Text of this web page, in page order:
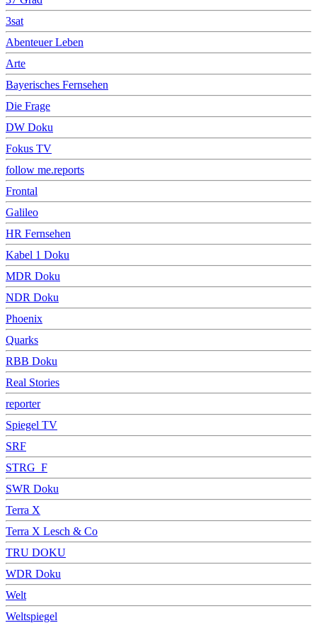
3sat
Abenteuer Leben
Arte
Bayerisches Fernsehen
Die Frage
DW Doku
Fokus TV
follow me.reports
Frontal
Galileo
HR Fernsehen
Kabel 1 Doku
MDR Doku
NDR Doku
Phoenix
Quarks
RBB Doku
Real Stories
reporter
Spiegel TV
SRF
STRG_F
SWR Doku
Terra X
Terra X Lesch & Co
TRU DOKU
WDR Doku
Welt
Weltspiegel